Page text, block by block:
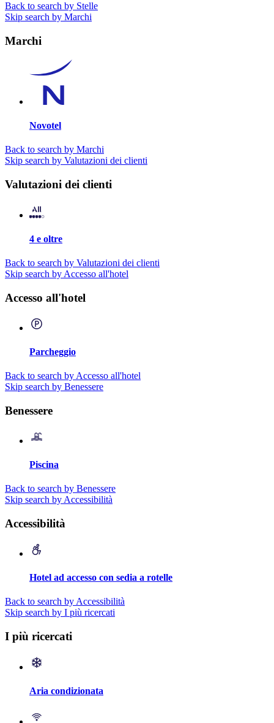
Back to search by Stelle
Skip search by Marchi
Marchi
Novotel
Back to search by Marchi
Skip search by Valutazioni dei clienti
Valutazioni dei clienti
4 e oltre
Back to search by Valutazioni dei clienti
Skip search by Accesso all'hotel
Accesso all'hotel
Parcheggio
Back to search by Accesso all'hotel
Skip search by Benessere
Benessere
Piscina
Back to search by Benessere
Skip search by Accessibilità
Accessibilità
Hotel ad accesso con sedia a rotelle
Back to search by Accessibilità
Skip search by I più ricercati
I più ricercati
Aria condizionata